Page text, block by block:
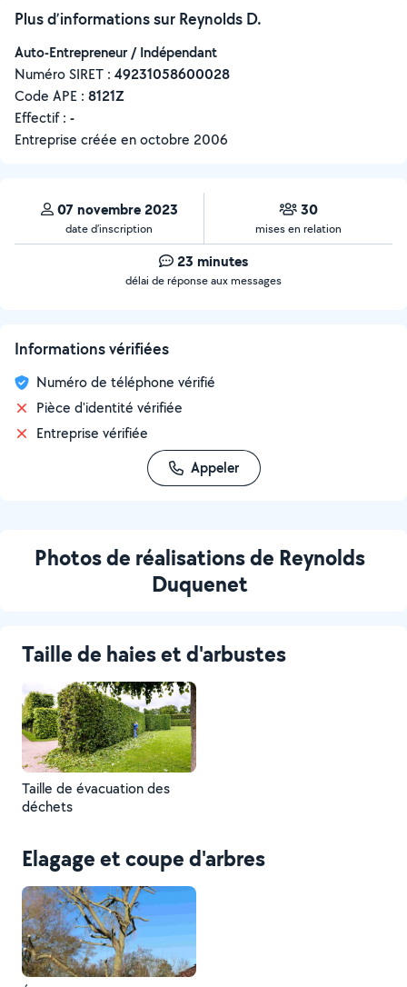
Plus d’informations sur Reynolds D.
Auto-Entrepreneur / Indépendant
Numéro SIRET : ‍49231058600028
Code APE : 8121Z
Effectif : -
Entreprise créée enoctobre 2006
07 novembre 2023
date d’inscription
30
mises en relation
23 minutes
délai de réponse aux messages
Informations vérifiées
Numéro de téléphone vérifié
Pièce d'identité vérifiée
Entreprise vérifiée
Appeler
Photos de réalisations de Reynolds
Duquenet
Taille de haies et d'arbustes
Taille de évacuation des
déchets
Elagage et coupe d'arbres